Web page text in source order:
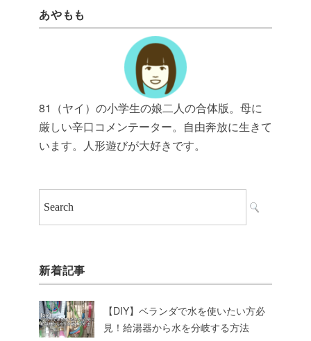
あやもも
81（ヤイ）の小学生の娘二人の合体版。母に
厳しい辛口コメンテーター。自由奔放に生きて
います。人形遊びが大好きです。
新着記事
【DIY】ベランダで水を使いたい方必
見！給湯器から水を分岐する方法